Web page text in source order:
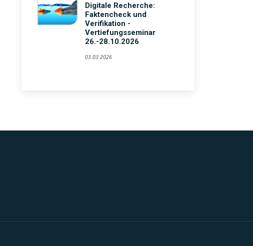
Digitale Recherche:
Faktencheck und
Verifikation -
Vertiefungsseminar
26.-28.10.2026
03.03.2026